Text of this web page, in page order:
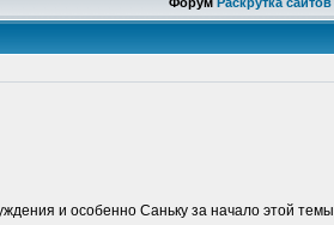
и особенно Саньку за начало этой темы